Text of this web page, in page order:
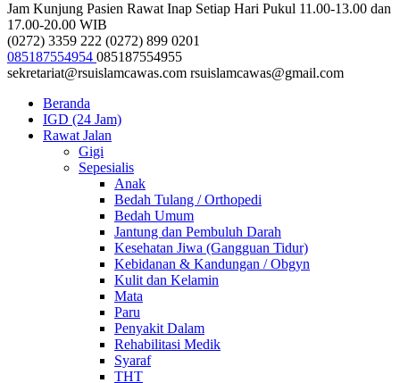
Jam Kunjung Pasien Rawat Inap Setiap Hari Pukul 11.00-13.00 dan
17.00-20.00 WIB
(0272) 3359 222 (0272) 899 0201
085187554954 085187554955
sekretariat@rsuislamcawas.com rsuislamcawas@gmail.com
Beranda
IGD (24 Jam)
Rawat Jalan
Gigi
Sepesialis
Anak
Bedah Tulang / Orthopedi
Bedah Umum
Jantung dan Pembuluh Darah
Kesehatan Jiwa (Gangguan Tidur)
Kebidanan & Kandungan / Obgyn
Kulit dan Kelamin
Mata
Paru
Penyakit Dalam
Rehabilitasi Medik
Syaraf
THT